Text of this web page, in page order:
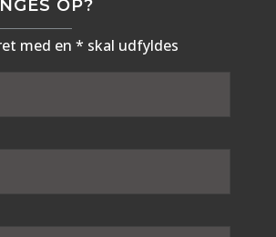
OP?
med en * skal udfyldes